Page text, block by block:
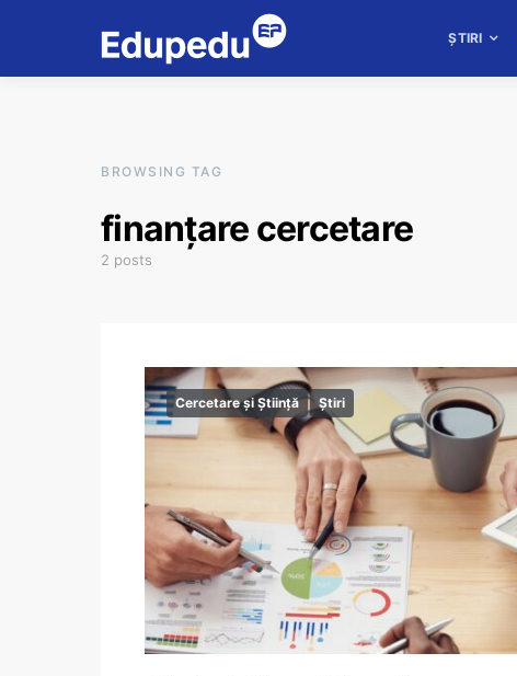
ȘTIRI
BROWSING TAG
finanțare cercetare
2 posts
Cercetare și Știință Știri